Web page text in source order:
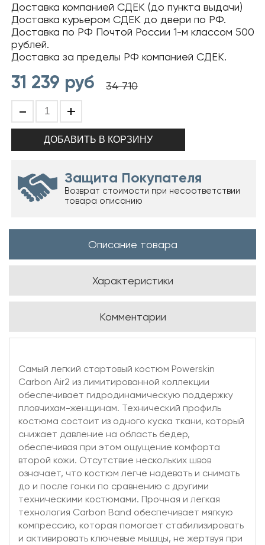
Доставка компанией СДЕК (до пункта выдачи)
Доставка курьером СДЕК до двери по РФ.
Доставка по РФ Почтой России 1-м классом 500
рублей.
Доставка за пределы РФ компанией СДЕК.
31 239 руб 34 710
- +
Защита Покупателя
Возврат стоимости при несоответствии
товара описанию
Описание товара
Характеристики
Комментарии
Самый легкий стартовый костюм Powerskin
Carbon Air2 из лимитированной коллекции
обеспечивает гидродинамическую поддержку
пловчихам-женщинам. Технический профиль
костюма состоит из одного куска ткани, который
снижает давление на область бедер,
обеспечивая при этом ощущение комфорта
второй кожи. Отсутствие нескольких швов
означает, что костюм легче надевать и снимать
до и после гонки по сравнению с другими
техническими костюмами. Прочная и легкая
технология Carbon Band обеспечивает мягкую
компрессию, которая помогает стабилизировать
и активировать ключевые мышцы, не жертвуя при